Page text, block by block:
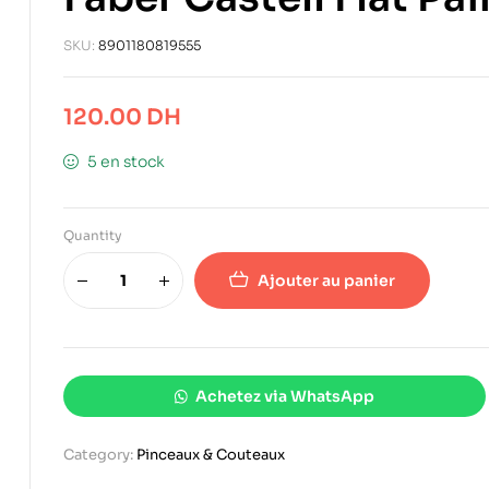
SKU: 8901180819555
120.00 DH
5 en stock
Quantity
Ajouter au panier
Achetez via WhatsApp
Category: Pinceaux & Couteaux